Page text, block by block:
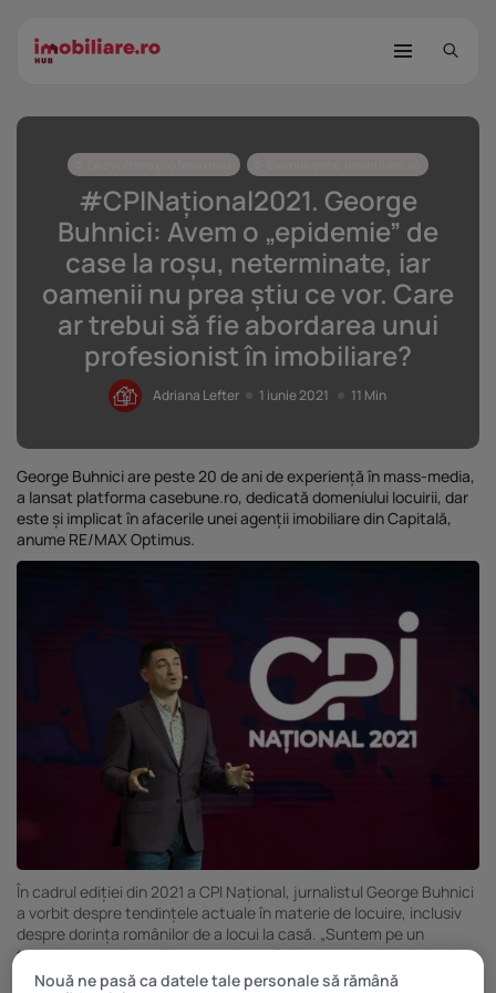
STUDIU Imobiliare.ro: Câtă încredere
mai...
25 noiembrie 2025 8 Min
Investițiile publice și private
25 noiembrie 2025 9 Min
Investiții imobiliare de peste 425...
20 noiembrie 2025
#CPINațional2021. George
Buhnici: Avem o „epidemie” de
case la roșu, neterminate, iar
oamenii nu prea știu ce vor. Care
ar trebui să fie abordarea unui
profesionist în imobiliare?
Adriana Lefter 1 iunie 2021 11 Min
George Buhnici are peste 20 de ani de experiență în mass-media,
a lansat platforma casebune.ro, dedicată domeniului locuirii, dar
este și implicat în afacerile unei agenții imobiliare din Capitală,
anume RE/MAX Optimus.
În cadrul ediției din 2021 a CPI Național, jurnalistul George Buhnici
a vorbit despre tendințele actuale în materie de locuire, inclusiv
despre dorința românilor de a locui la casă. „Suntem pe un
teritoriu neexplorat. Trecem prin tot felul de schimbări și din
experiența mea, din tot ce am văzut eu, pe termen lung nu
Nouă ne pasă ca datele tale personale să rămână